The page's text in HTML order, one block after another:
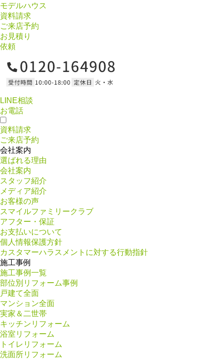
モデルハウス
資料請求
ご来店予約
お見積り
依頼
LINE相談
お電話
資料請求
ご来店予約
会社案内
選ばれる理由
会社案内
スタッフ紹介
メディア紹介
お客様の声
スマイルファミリークラブ
アフター・保証
お支払いについて
個人情報保護方針
カスタマーハラスメントに対する行動指針
施工事例
施工事例一覧
部位別リフォーム事例
戸建て全面
マンション全面
実家＆二世帯
キッチンリフォーム
浴室リフォーム
トイレリフォーム
洗面所リフォーム